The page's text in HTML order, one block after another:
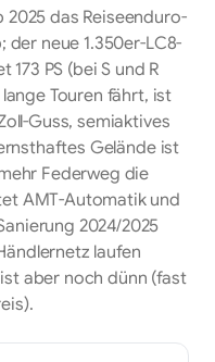
das Reiseenduro-
neue 1.350er-LC8-
PS (bei S und R
Touren fährt, ist
Guss, semiaktives
Gelände ist
Federweg die
AMT-Automatik und
2024/2025
laufen
aber noch dünn (fast